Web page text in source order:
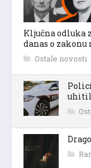
Ključna odluka
danas o
Ostale novosti